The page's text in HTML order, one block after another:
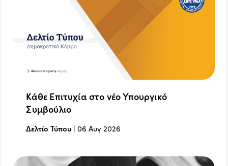
Κάθε Επιτυχία στο νέο Υπουργικό
Συμβούλιο
Δελτίο Τύπου |06 Αυγ 2026